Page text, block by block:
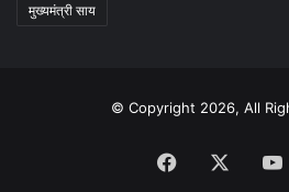
मुख्यमंत्री साय
© Copyright 2026, All
Facebook